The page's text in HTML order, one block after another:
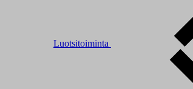
Luotsitoiminta